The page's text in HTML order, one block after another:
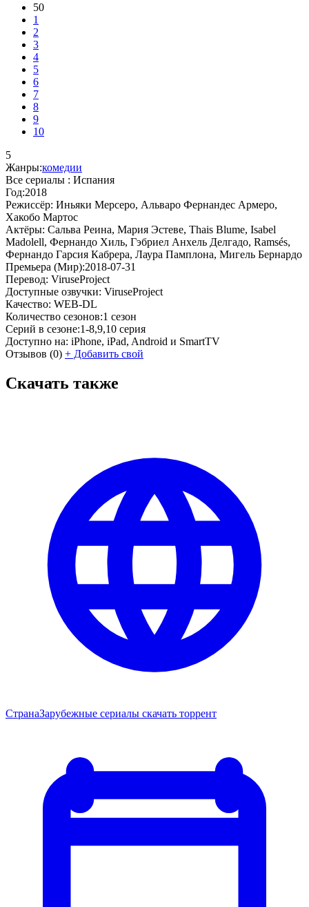
50
1
2
3
4
5
6
7
8
9
10
5
Жанры:комедии
Все сериалы : Испания
Год:2018
Режиссёр: Иньяки Мерсеро, Альваро Фернандес Армеро,
Хакобо Мартос
Актёры: Сальва Реина, Мария Эстеве, Thais Blume, Isabel
Madolell, Фернандо Хиль, Гэбриел Анхель Делгадо, Ramsés,
Фернандо Гарсия Кабрера, Лаура Памплона, Мигель Бернардо
Премьера (Мир):2018-07-31
Перевод: ViruseProject
Доступные озвучки: ViruseProject
Качество: WEB-DL
Количество сезонов:1 сезон
Серий в сезоне:1-8,9,10 серия
Доступно на: iPhone, iPad, Android и SmartTV
Отзывов (0) + Добавить свой
Скачать также
СтранаЗарубежные сериалы скачать торрент